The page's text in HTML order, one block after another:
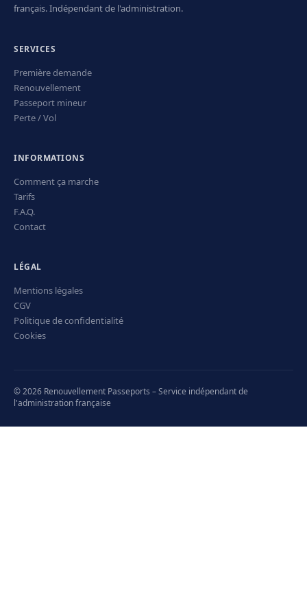
français. Indépendant de l'administration.
SERVICES
Première demande
Renouvellement
Passeport mineur
Perte / Vol
INFORMATIONS
Comment ça marche
Tarifs
F.A.Q.
Contact
LÉGAL
Mentions légales
CGV
Politique de confidentialité
Cookies
© 2026 Renouvellement Passeports – Service indépendant de
l'administration française